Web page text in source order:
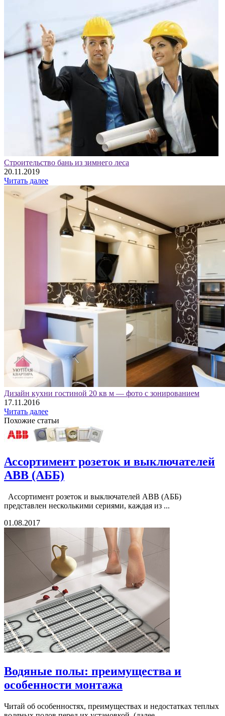
Строительство бань из зимнего леса
20.11.2019
Читать далее
Дизайн кухни гостиной 20 кв м — фото с зонированием
17.11.2016
Читать далее
Похожие статьи
Ассортимент розеток и выключателей
АВВ (АББ)
Ассортимент розеток и выключателей АВВ (АББ)
представлен несколькими сериями, каждая из ...
01.08.2017
Водяные полы: преимущества и
особенности монтажа
Читай об особенностях, преимуществах и недостатках теплых